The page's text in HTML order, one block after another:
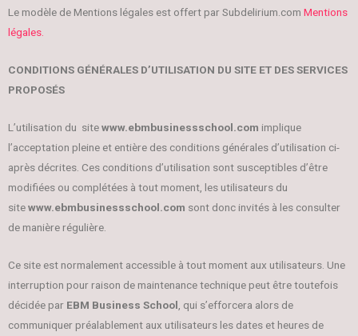
Le modèle de Mentions légales est offert par Subdelirium.com Mentions
légales.
CONDITIONS GÉNÉRALES D’UTILISATION DU SITE ET DES SERVICES
PROPOSÉS
L’utilisation du sitewww.ebmbusinessschool.com implique
l’acceptation pleine et entière des conditions générales d’utilisation ci-
après décrites. Ces conditions d’utilisation sont susceptibles d’être
modifiées ou complétées à tout moment, les utilisateurs du
sitewww.ebmbusinessschool.com sont donc invités à les consulter
de manière régulière.
Ce site est normalement accessible à tout moment aux utilisateurs. Une
interruption pour raison de maintenance technique peut être toutefois
décidée par EBM Business School , qui s’efforcera alors de
communiquer préalablement aux utilisateurs les dates et heures de